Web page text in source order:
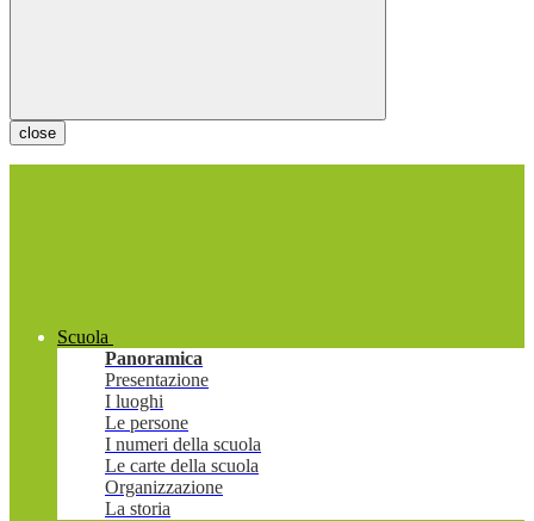
close
Scuola
Panoramica
Presentazione
I luoghi
Le persone
I numeri della scuola
Le carte della scuola
Organizzazione
La storia